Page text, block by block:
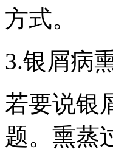
方式。
3.银屑病
若要说银
题。熏蒸